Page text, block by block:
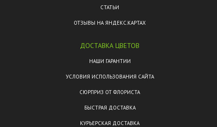
СТАТЬИ
ОТЗЫВЫ НА ЯНДЕКС.КАРТАХ
ДОСТАВКА ЦВЕТОВ
НАШИ ГАРАНТИИ
УСЛОВИЯ ИСПОЛЬЗОВАНИЯ САЙТА
СЮРПРИЗ ОТ ФЛОРИСТА
БЫСТРАЯ ДОСТАВКА
КУРЬЕРСКАЯ ДОСТАВКА